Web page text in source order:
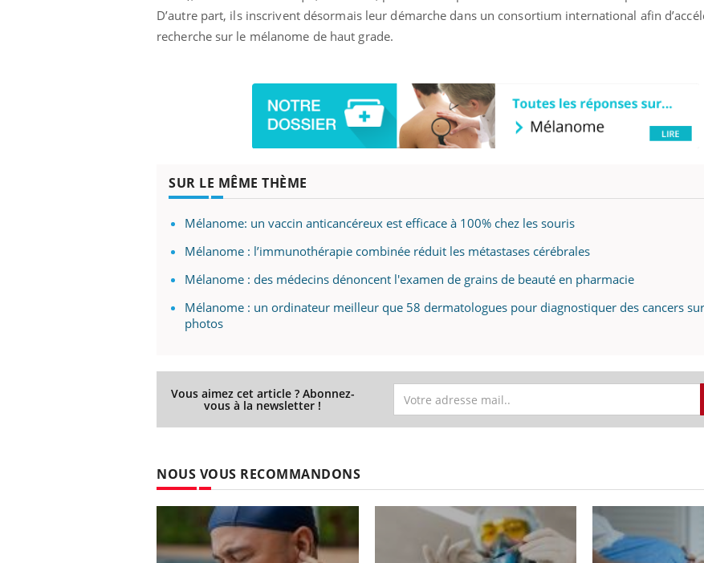
D’autre part, ils inscrivent désormais leur démarche dans un consortium international afin
recherche sur le mélanome de haut grade.
SUR LE MÊME THÈME
Mélanome: un vaccin anticancéreux est efficace à 100% chez les souris
Mélanome : l’immunothérapie combinée réduit les métastases cérébrales
Mélanome : des médecins dénoncent l'examen de grains de beauté en pharmacie
Mélanome : un ordinateur meilleur que 58 dermatologues pour diagnostiquer des cancers
photos
Vous aimez cet article ? Abonnez-
vous à la newsletter !
NOUS VOUS RECOMMANDONS